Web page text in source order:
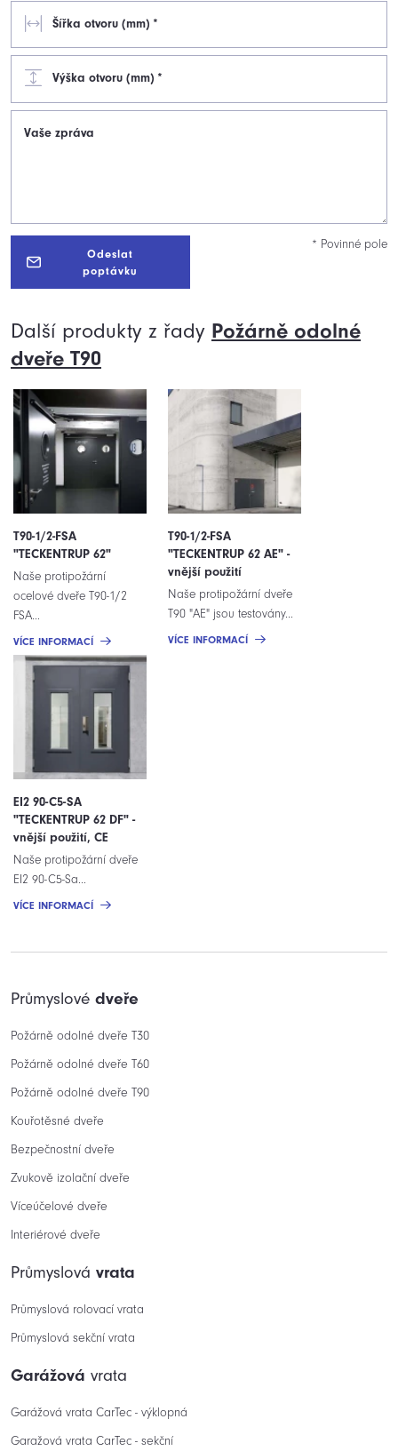
Šířka otvoru (mm) *
Výška otvoru (mm) *
Vaše zpráva
Odeslat
poptávku
* Povinné pole
Další produkty z řady Požárně odolné
dveře T90
T90-1/2-FSA
"TECKENTRUP 62"
Naše protipožární
ocelové dveře T90-1/2
FSA...
VÍCE INFORMACÍ
T90-1/2-FSA
"TECKENTRUP 62 AE" -
vnější použití
Naše protipožární dveře
T90 "AE" jsou testovány...
VÍCE INFORMACÍ
EI2 90-C5-SA
"TECKENTRUP 62 DF" -
vnější použití, CE
Naše protipožární dveře
EI2 90-C5-Sa...
VÍCE INFORMACÍ
Průmyslové dveře
Požárně odolné dveře T30
Požárně odolné dveře T60
Požárně odolné dveře T90
Kouřotěsné dveře
Bezpečnostní dveře
Zvukově izolační dveře
Víceúčelové dveře
Interiérové dveře
Průmyslová vrata
Průmyslová rolovací vrata
Průmyslová sekční vrata
Garážová vrata
Garážová vrata CarTec - výklopná
Garažová vrata CarTec - sekční